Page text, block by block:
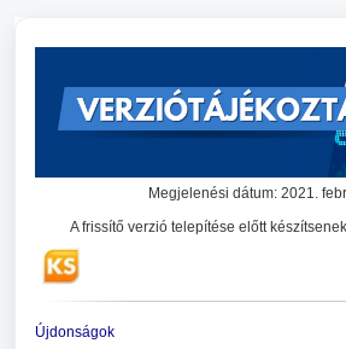
Megjelenési dátum: 2021.
A frissítő verzió telepítése előtt készítsenek
Újdonságok